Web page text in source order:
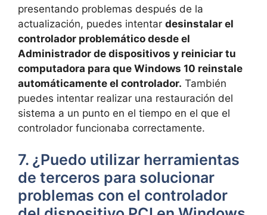
presentando problemas después de la
actualización, puedes intentar desinstalar el
controlador problemático desde ⁢el
Administrador de⁤ dispositivos y ​reiniciar tu
computadora para⁤ que ⁤Windows 10⁢ reinstale
automáticamente ⁤el ​controlador. También
puedes ⁢intentar realizar una⁣ restauración del
sistema a ⁢un punto⁤ en el tiempo⁤ en el que el
controlador‌ funcionaba ‍correctamente.
7. ¿Puedo ⁢utilizar herramientas
de terceros para solucionar​
problemas con el controlador